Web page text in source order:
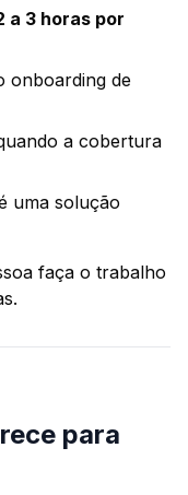
a 3 horas por
onboarding de
a cobertura
uma solução
faça o trabalho
para